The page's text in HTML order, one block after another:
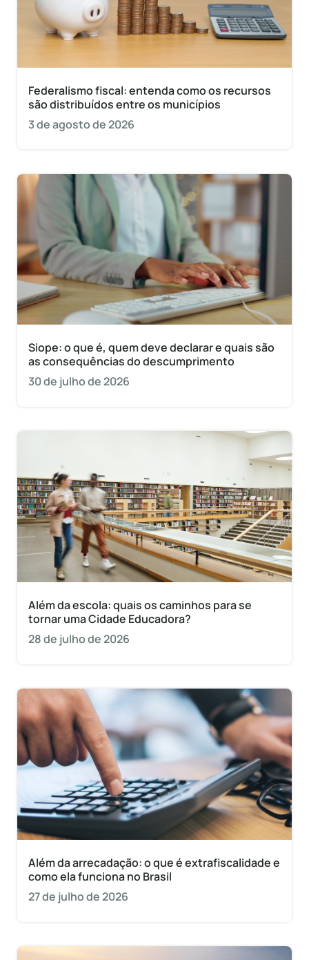
Federalismo fiscal: entenda como os recursos
são distribuídos entre os municípios
3 de agosto de 2026
Siope: o que é, quem deve declarar e quais são
as consequências do descumprimento
30 de julho de 2026
Além da escola: quais os caminhos para se
tornar uma Cidade Educadora?
28 de julho de 2026
Além da arrecadação: o que é extrafiscalidade e
como ela funciona no Brasil
27 de julho de 2026